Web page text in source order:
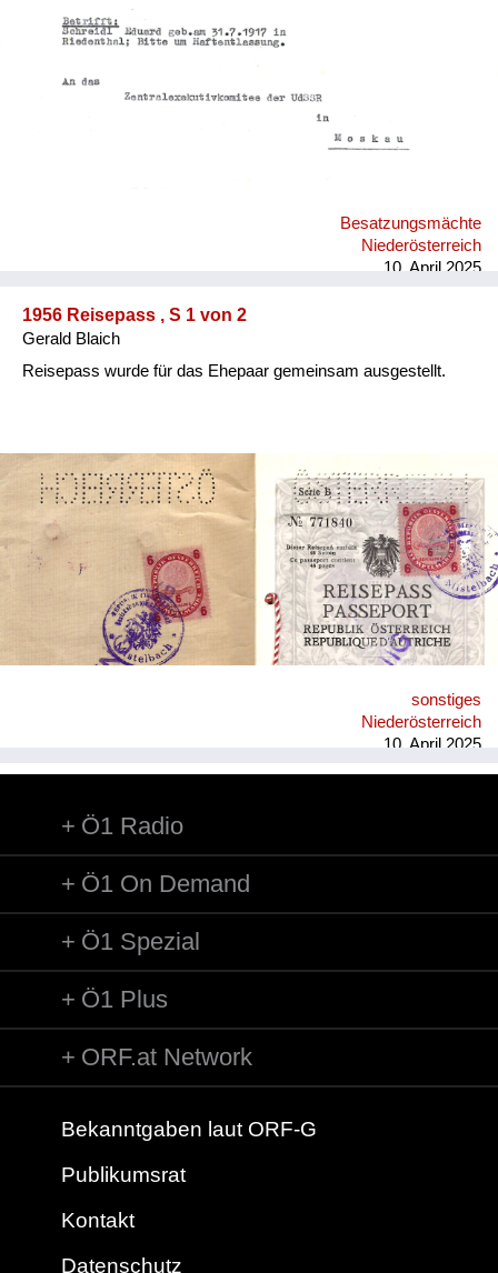
Besatzungsmächte
Niederösterreich
10. April 2025
1956 Reisepass , S 1 von 2
Gerald Blaich
Reisepass wurde für das Ehepaar gemeinsam ausgestellt.
sonstiges
Niederösterreich
10. April 2025
Ö1 Radio
Ö1 On Demand
Ö1 Spezial
Ö1 Plus
ORF.at Network
Bekanntgaben laut ORF-G
Publikumsrat
Kontakt
Datenschutz